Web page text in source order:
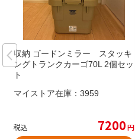
収納 ゴードンミラー スタッキ
ングトランクカーゴ70L 2個セッ
ト
マイストア在庫： 3959
税込 7200円